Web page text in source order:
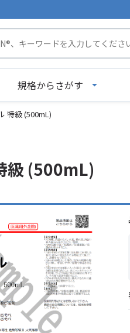
規格からさがす
特級 (500mL)
級 (500mL)